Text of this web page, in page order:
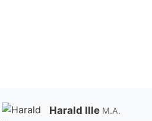
Harald Ille M.A.